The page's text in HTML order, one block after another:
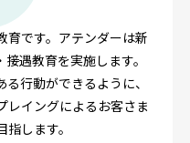
育です。アテンダーは新
遇教育を実施します。
行動ができるように、
レイングによるお客さま
します。